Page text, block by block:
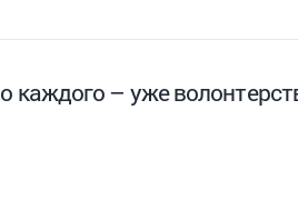
каждого – уже